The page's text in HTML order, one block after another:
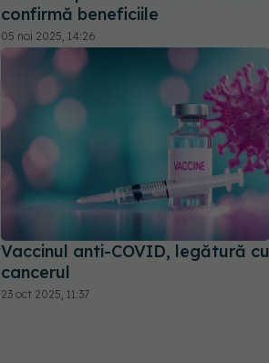
confirmă beneficiile
05 noi 2025, 14:26
Vaccinul anti-COVID, legătură cu
cancerul
23 oct 2025, 11:37